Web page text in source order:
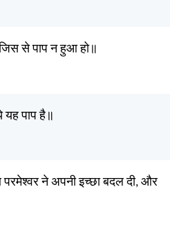
जिस से पाप न हुआ हो॥
यह पाप है॥
ने अपनी इच्छा बदल दी, और